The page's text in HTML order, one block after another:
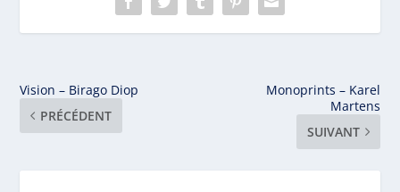
Vision – Birago Diop
PRÉCÉDENT
Monoprints – Karel
Martens
SUIVANT